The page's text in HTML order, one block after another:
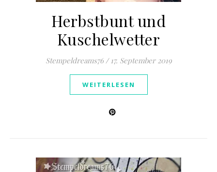
Herbstbunt und
Kuschelwetter
Stempeldreams76 / 17. September 2019
WEITERLESEN